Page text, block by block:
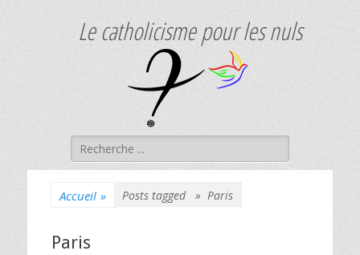
Le catholicisme pour les nuls
Rechercher :
Accueil » Posts tagged » Paris
Paris